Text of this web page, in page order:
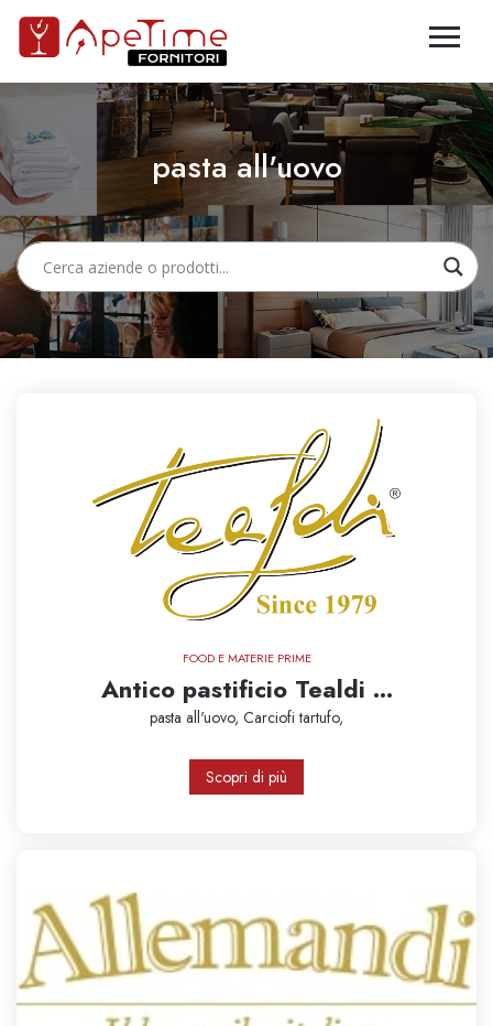
pasta all'uovo
FOOD E MATERIE PRIME
Antico pastificio Tealdi ...
pasta all'uovo, Carciofitartufo,
Scopri di più